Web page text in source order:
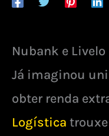
Nubank e Livelo
Já imaginou
obter renda
Logística